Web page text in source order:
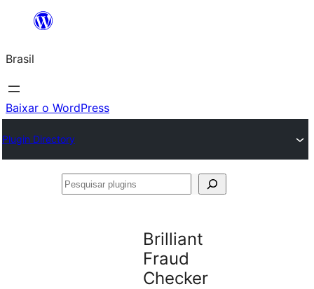
o
conteúdo
Brasil
Baixar o WordPress
Plugin Directory
Pesquisar
Brilliant
Fraud
Checker